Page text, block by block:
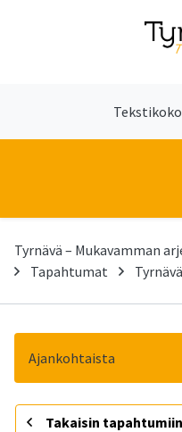
Tekstikoko
Tyrnävä – Mukavamman
Tapahtumat
Ajankohtaista
Takaisin tapahtumiin